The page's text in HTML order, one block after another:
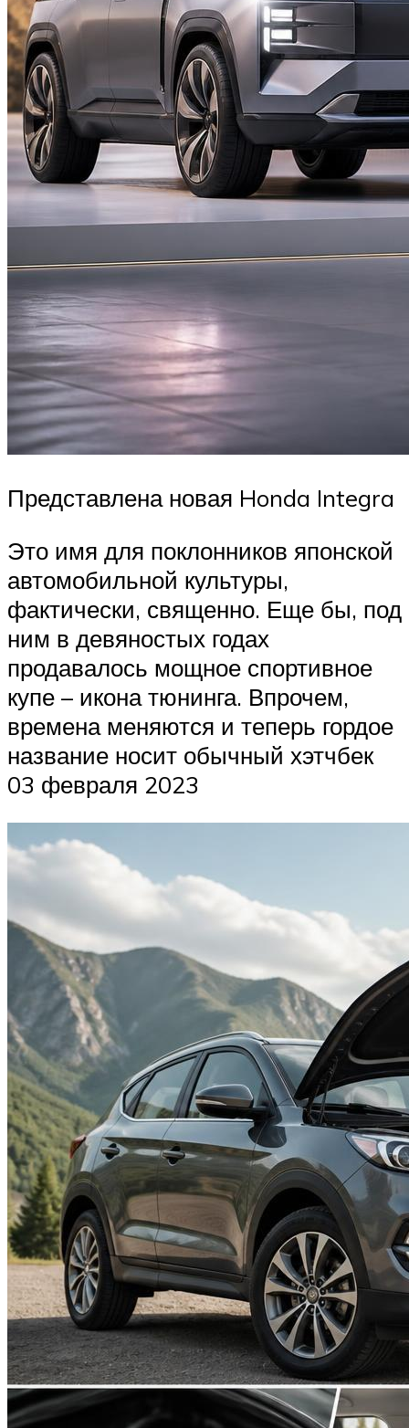
Представлена новая Honda Integra
Это имя для поклонников японской
автомобильной культуры,
фактически, священно. Еще бы, под
ним в девяностых годах
продавалось мощное спортивное
купе – икона тюнинга. Впрочем,
времена меняются и теперь гордое
название носит обычный хэтчбек
03 февраля 2023